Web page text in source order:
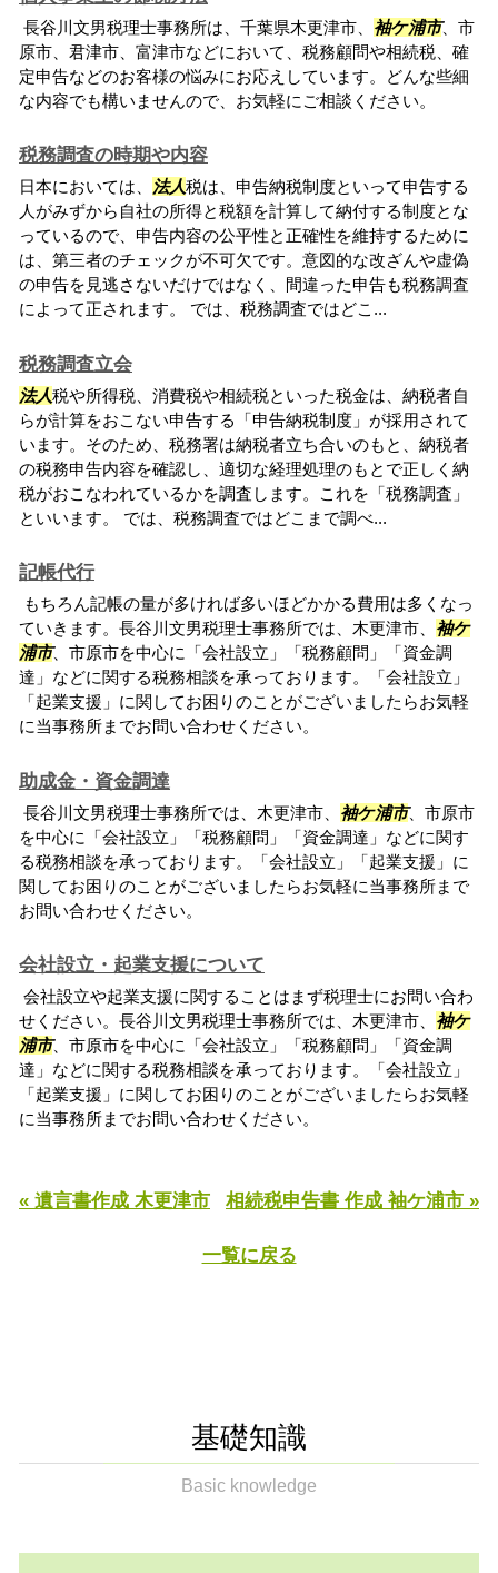
長谷川文男税理士事務所は、千葉県木更津市、 袖ケ浦市、市
原市、君津市、富津市などにおいて、税務顧問や相続税、確
定申告などのお客様の悩みにお応えしています。どんな些細
な内容でも構いませんので、お気軽にご相談ください。
税務調査の時期や内容
日本においては、 法人税は、申告納税制度といって申告する
人がみずから自社の所得と税額を計算して納付する制度とな
っているので、申告内容の公平性と正確性を維持するために
は、第三者のチェックが不可欠です。意図的な改ざんや虚偽
の申告を見逃さないだけではなく、間違った申告も税務調査
によって正されます。 では、税務調査ではどこ...
税務調査立会
法人税や所得税、消費税や相続税といった税金は、納税者自
らが計算をおこない申告する「申告納税制度」が採用されて
います。そのため、税務署は納税者立ち合いのもと、納税者
の税務申告内容を確認し、適切な経理処理のもとで正しく納
税がおこなわれているかを調査します。これを「税務調査」
といいます。 では、税務調査ではどこまで調べ...
記帳代行
もちろん記帳の量が多ければ多いほどかかる費用は多くなっ
ていきます。長谷川文男税理士事務所では、木更津市、 袖ケ
浦市、市原市を中心に「会社設立」「税務顧問」「資金調
達」などに関する税務相談を承っております。「会社設立」
「起業支援」に関してお困りのことがございましたらお気軽
に当事務所までお問い合わせください。
助成金・資金調達
長谷川文男税理士事務所では、木更津市、 袖ケ浦市、市原市
を中心に「会社設立」「税務顧問」「資金調達」などに関す
る税務相談を承っております。「会社設立」「起業支援」に
関してお困りのことがございましたらお気軽に当事務所まで
お問い合わせください。
会社設立・起業支援について
会社設立や起業支援に関することはまず税理士にお問い合わ
せください。長谷川文男税理士事務所では、木更津市、 袖ケ
浦市、市原市を中心に「会社設立」「税務顧問」「資金調
達」などに関する税務相談を承っております。「会社設立」
「起業支援」に関してお困りのことがございましたらお気軽
に当事務所までお問い合わせください。
« 遺言書作成 木更津市 相続税申告書 作成 袖ケ浦市 »
一覧に戻る
基礎知識
Basic knowledge